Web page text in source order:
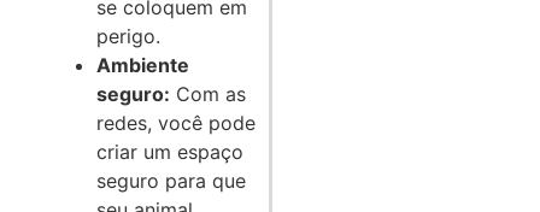
se coloquem em
perigo.
Ambiente
seguro: Com as
redes, você pode
criar um espaço
seguro para que